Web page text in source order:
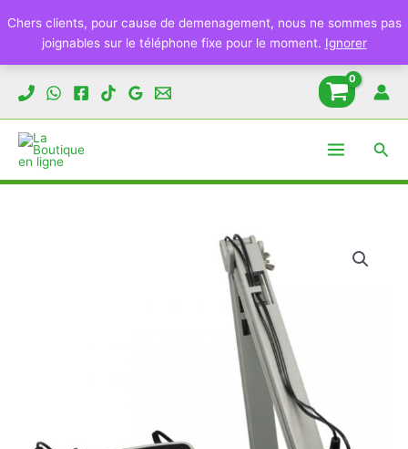
Chers clients, pour cause de demenagement, nous ne sommes pas
joignables sur le téléphone fixe pour le moment. Ignorer